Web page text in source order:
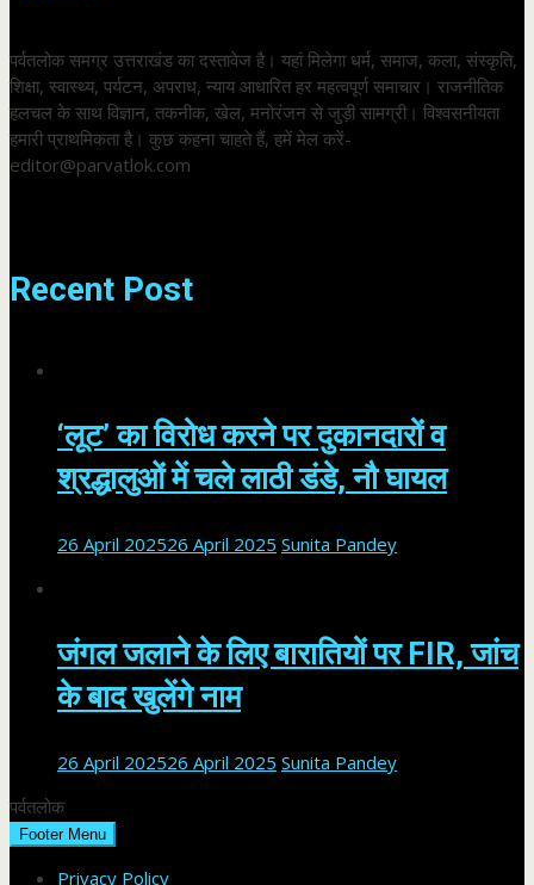
पर्वतलोक समग्र उत्तराखंड का दस्तावेज है। यहां मिलेगा धर्म, समाज, कला, संस्कृति,
शिक्षा, स्वास्थ्य, पर्यटन, अपराध, न्याय आधारित हर महत्वपूर्ण समाचार। राजनीतिक
हलचल के साथ विज्ञान, तकनीक, खेल, मनोरंजन से जुड़ी सामग्री। विश्वसनीयता
हमारी प्राथमिकता है। कुछ कहना चाहते हैं, हमें मेल करें-
editor@parvatlok.com
Recent Post
‘लूट’ का विरोध करने पर दुकानदारों व
श्रद्धालुओं में चले लाठी डंडे, नौ घायल
26 April 202526 April 2025 Sunita Pandey
जंगल जलाने के लिए बारातियों पर FIR, जांच
के बाद खुलेंगे नाम
26 April 202526 April 2025 Sunita Pandey
पर्वतलोक
Footer Menu
Privacy Policy